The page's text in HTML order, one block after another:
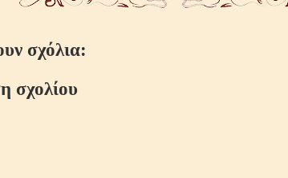
σχόλια:
σχολίου